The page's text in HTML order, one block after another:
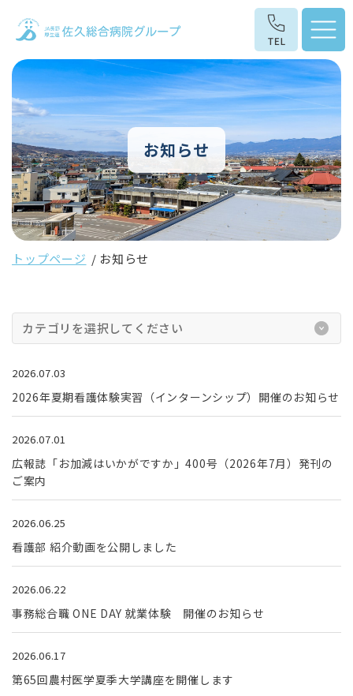
お知らせ
トップページ お知らせ
カテゴリを選択してください
2026.07.03
2026年夏期看護体験実習（インターンシップ）開催のお知らせ
2026.07.01
広報誌「お加減はいかがですか」400号（2026年7月）発刊の
ご案内
2026.06.25
看護部 紹介動画を公開しました
2026.06.22
事務総合職 ONE DAY 就業体験 開催のお知らせ
2026.06.17
第65回農村医学夏季大学講座を開催します